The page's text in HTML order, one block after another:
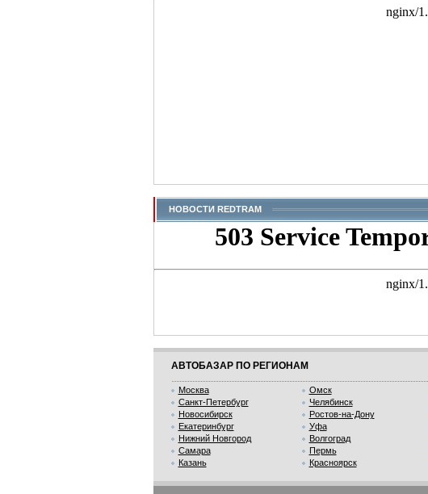
НОВОСТИ REDTRAM
АВТОБАЗАР ПО РЕГИОНАМ
Москва
Санкт-Петербург
Новосибирск
Екатеринбург
Нижний Новгород
Самара
Казань
Омск
Челябинск
Ростов-на-Дону
Уфа
Волгоград
Пермь
Красноярск